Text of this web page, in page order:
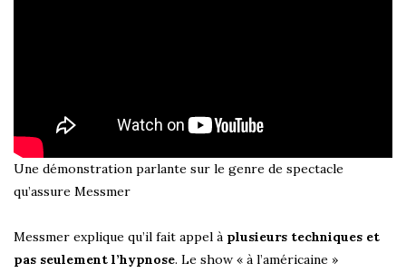
Une démonstration parlante sur le genre de spectacle
qu’assure Messmer
Messmer explique qu’il fait appel à plusieurs techniques et
pas seulement l’hypnose. Le show « à l’américaine »